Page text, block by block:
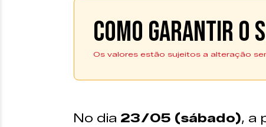
Como garantir o
Os valores estão sujeitos a alteração
Compre Aqui
plataforma Uniticket.
No dia 23/05 (sábado), a